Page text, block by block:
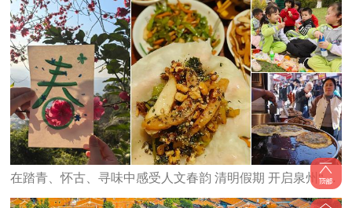
在踏青、怀古、寻味中感受人文春韵 清明假期 开启泉州“轻旅行”